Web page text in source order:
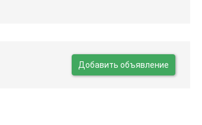
Добавить объявление